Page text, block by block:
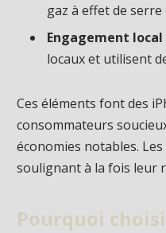
gaz à effet de
Engagement local
locaux et utilisent
Ces éléments font des
consommateurs
économies notables.
soulignant à la fois leur
Pourquoi